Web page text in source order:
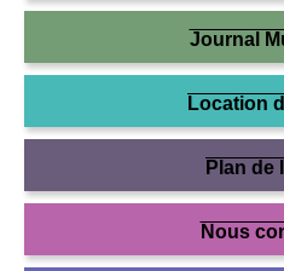
Journal
Location
Plan de
Nous